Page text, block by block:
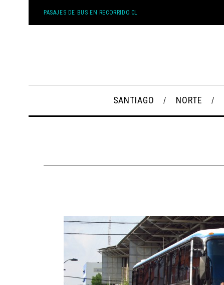
PASAJES DE BUS EN RECORRIDO.CL
SANTIAGO NORTE